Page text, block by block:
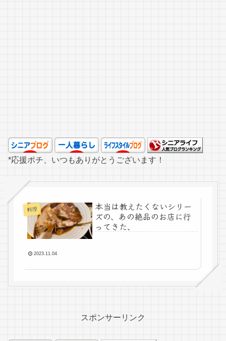
*応援ポチ、いつもありがとうございます！
料理
本当は教えたくないシリー
ズの、あの絶品のお店に行
ってきた、
2023.11.04
スポンサーリンク